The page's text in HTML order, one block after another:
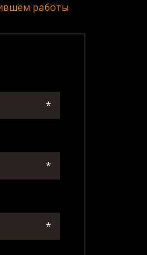
работы
*
*
*